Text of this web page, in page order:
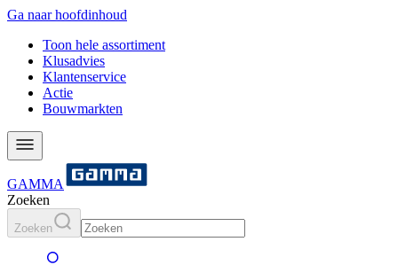
Ga naar hoofdinhoud
Toon hele assortiment
Klusadvies
Klantenservice
Actie
Bouwmarkten
GAMMA
Zoeken
Zoeken